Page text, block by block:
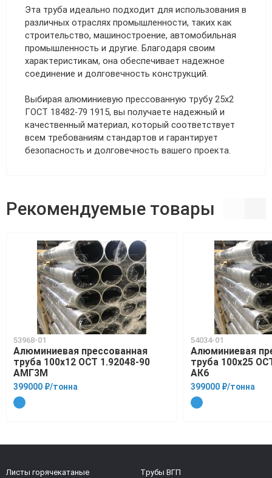
Эта труба идеально подходит для использования в
различных отраслях промышленности, таких как
строительство, машиностроение, автомобильная
промышленность и другие. Благодаря своим
характеристикам, она обеспечивает надежное
соединение и долговечность конструкций.
Выбирая алюминиевую прессованную трубу 25х2
ГОСТ 18482-79 1915, вы получаете надежный и
качественный материал, который соответствует
всем требованиям стандартов и гарантирует
безопасность и долговечность вашего проекта.
Рекомендуемые товары
53968-01
Алюминиевая прессованная
труба 100х12 ОСТ 1.92048-90
АМГ3М
399000 ₽/тонна
54034-01
Алюминиевая
труба 100х25
АК6
399000 ₽/тонна
Листы горячекатаные
Трубы ВГП